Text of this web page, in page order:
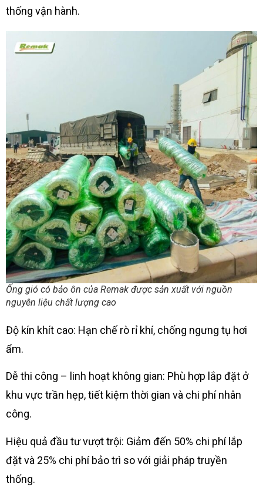
thống vận hành.
Ống gió có bảo ôn của Remak được sản xuất với nguồn
nguyên liệu chất lượng cao
Độ kín khít cao: Hạn chế rò rỉ khí, chống ngưng tụ hơi
ẩm.
Dễ thi công – linh hoạt không gian: Phù hợp lắp đặt ở
khu vực trần hẹp, tiết kiệm thời gian và chi phí nhân
công.
Hiệu quả đầu tư vượt trội: Giảm đến 50% chi phí lắp
đặt và 25% chi phí bảo trì so với giải pháp truyền
thống.